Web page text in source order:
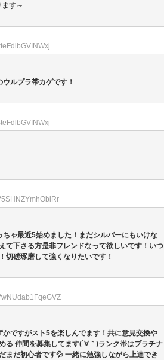
す～
ルプラ帯カゲです！
ちゃ最近5始めました！まだシルバーにもいけな
て下さる方是非フレンドなって欲しいです！いつ
切磋琢磨して強くなりたいです！
かですがスト5を楽しんでます！共に意見交換や
る 仲間を募集してます(´∀｀)ランク帯はプラチナ
まだ初心者です💦 一緒に勉強しながら上達でき